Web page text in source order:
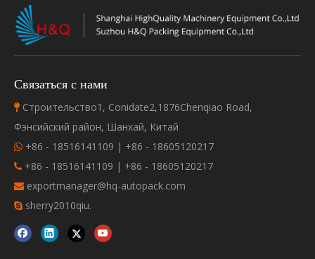
Связаться с нами
 Строительство1, Conidate2,1876Chenqiao Road,
Фэнсийский район, Шанхай, Китай
 +86 - 18516141109 | +86 - 18605120217
 +86 - 18516141109 | +86 - 18605120217
 exportmanager@hq-autopack.com
 sherry2010qiu.